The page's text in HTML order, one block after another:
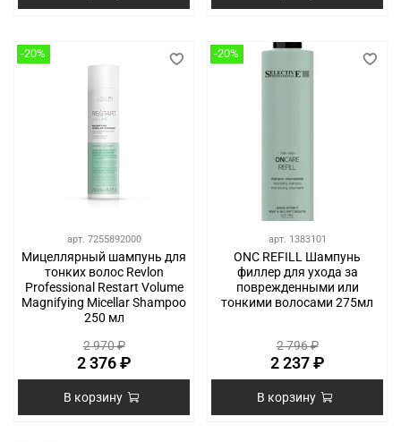
-20%
арт. 7255892000
Мицеллярный шампунь для
тонких волос Revlon
Professional Restart Volume
Magnifying Micellar Shampoo
250 мл
2 970 ₽
2 376 ₽
В корзину
-20%
арт. 1383101
ONC REFILL Шампунь
филлер для ухода за
поврежденными или
тонкими волосами 275мл
2 796 ₽
2 237 ₽
В корзину